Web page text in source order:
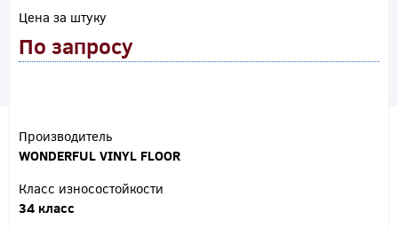
Цена за штуку
По запросу
Производитель
WONDERFUL VINYL FLOOR
Класс износостойкости
34 класс